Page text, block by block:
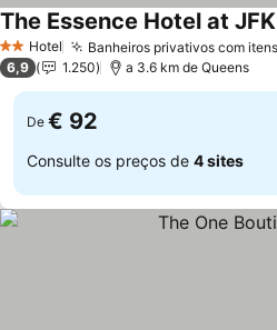
2 Estrelas
Hotel Banheiros privativos com
The Essence Hotel at JFK
6,9 1.250 a 3.6 km de Queens
De € 92
Consulte os preços de 4 sites